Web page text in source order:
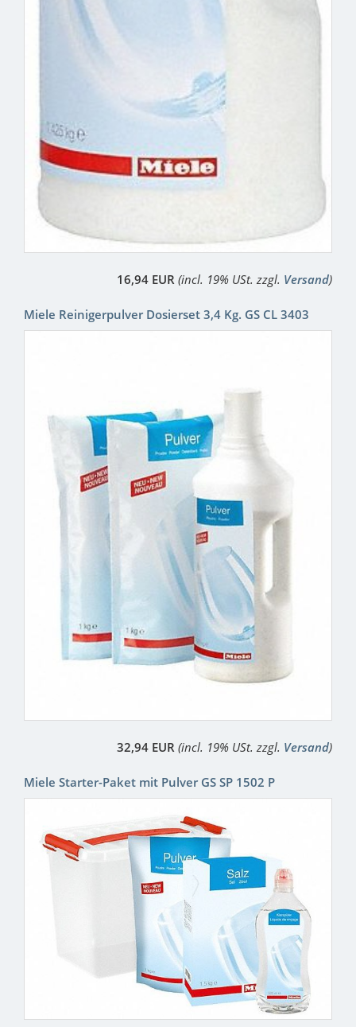
16,94 EUR (incl. 19% USt. zzgl. Versand)
Miele Reinigerpulver Dosierset 3,4 Kg. GS CL 3403
32,94 EUR (incl. 19% USt. zzgl. Versand)
Miele Starter-Paket mit Pulver GS SP 1502 P